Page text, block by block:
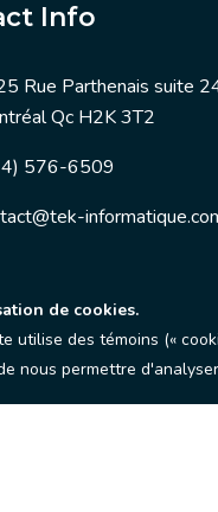
Info
Rue Parthenais suite
Qc H2K 3T2
576-6509
de cookies.
des témoins («
nous permettre